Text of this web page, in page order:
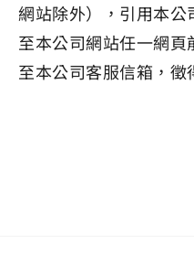
網站除外），引用本
至本公司網站任一網
至本公司客服信箱，徵